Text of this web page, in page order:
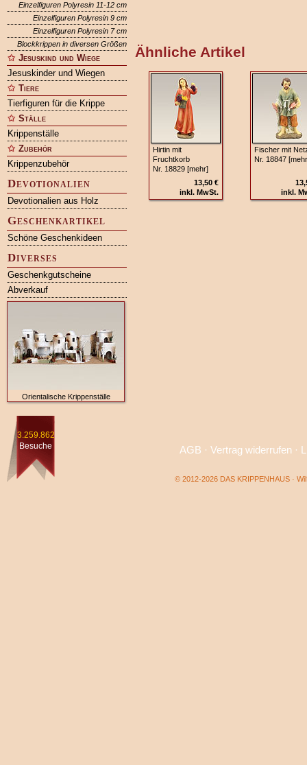
Einzelfiguren Polyresin 11-12 cm
Einzelfiguren Polyresin 9 cm
Einzelfiguren Polyresin 7 cm
Blockkrippen in diversen Größen
Jesuskind und Wiege
Jesuskinder und Wiegen
Tiere
Tierfiguren für die Krippe
Ställe
Krippenställe
Zubehör
Krippenzubehör
Devotionalien
Devotionalien aus Holz
Geschenkartikel
Schöne Geschenkideen
Diverses
Geschenkgutscheine
Abverkauf
Orientalische Krippenställe
Ähnliche Artikel
Hirtin mit
Fruchtkorb
Nr. 18829 [mehr]
13,50 €
inkl. MwSt.
Fischer mit
Nr. 18847
inkl.
3.259.862
Besuche
AGB · Vertrag widerrufen·
© 2012-2026 DAS KRIPPENHAUS ·